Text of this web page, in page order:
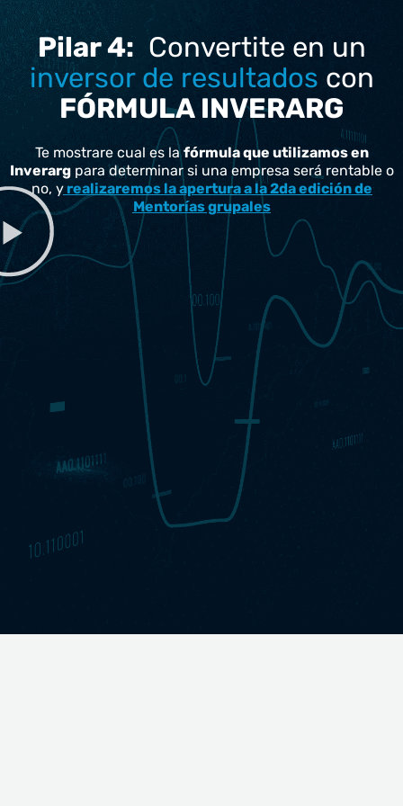
Pilar 4: Convertite en un
inversor de resultados con
FÓRMULA INVERARG
Te mostrare cual es lafórmula que utilizamos en
Inverargpara determinar si una empresa será rentable o
no, yrealizaremos la apertura a la 2da edición de
Mentorías grupales